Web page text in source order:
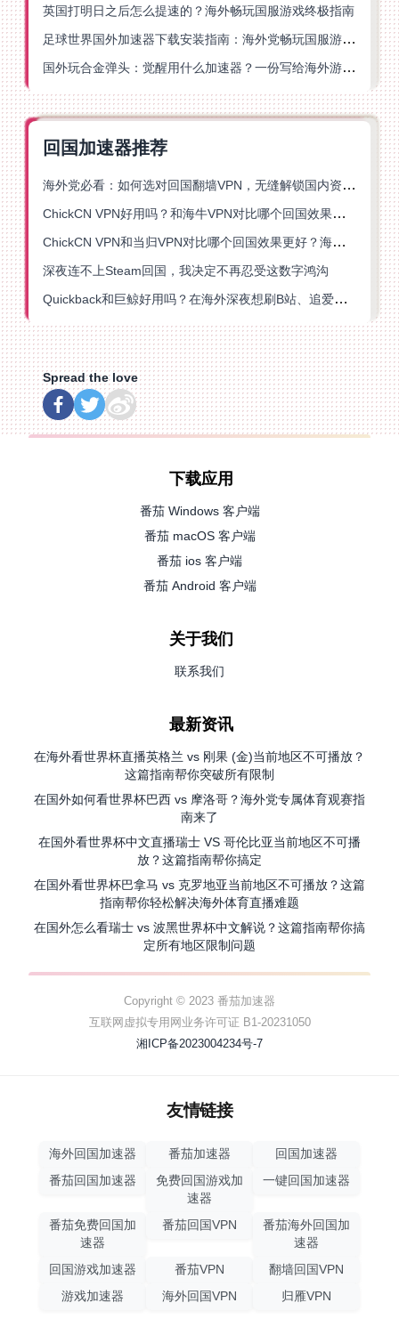
英国打明日之后怎么提速的？海外畅玩国服游戏终极指南
足球世界国外加速器下载安装指南：海外党畅玩国服游戏的终极解决方案
国外玩合金弹头：觉醒用什么加速器？一份写给海外游子的畅玩指南
回国加速器推荐
海外党必看：如何选对回国翻墙VPN，无缝解锁国内资源？
ChickCN VPN好用吗？和海牛VPN对比哪个回国效果更好？
ChickCN VPN和当归VPN对比哪个回国效果更好？海外党亲测后选了它
深夜连不上Steam回国，我决定不再忍受这数字鸿沟
Quickback和巨鲸好用吗？在海外深夜想刷B站、追爱奇艺的你，或许正需要这份答案
Spread the love
下载应用
番茄 Windows 客户端
番茄 macOS 客户端
番茄 ios 客户端
番茄 Android 客户端
关于我们
联系我们
最新资讯
在海外看世界杯直播英格兰 vs 刚果 (金)当前地区不可播放？
这篇指南帮你突破所有限制
在国外如何看世界杯巴西 vs 摩洛哥？海外党专属体育观赛指
南来了
在国外看世界杯中文直播瑞士 VS 哥伦比亚当前地区不可播
放？这篇指南帮你搞定
在国外看世界杯巴拿马 vs 克罗地亚当前地区不可播放？这篇
指南帮你轻松解决海外体育直播难题
在国外怎么看瑞士 vs 波黑世界杯中文解说？这篇指南帮你搞
定所有地区限制问题
Copyright © 2023 番茄加速器
互联网虚拟专用网业务许可证 B1-20231050
湘ICP备2023004234号-7
友情链接
海外回国加速器 番茄加速器
回国加速器
番茄回国加速器
免费回国游戏加
速器
一键回国加速器
番茄免费回国加
速器
番茄回国VPN
番茄海外回国加
速器
回国游戏加速器
番茄VPN
翻墙回国VPN
游戏加速器
海外回国VPN 归雁VPN